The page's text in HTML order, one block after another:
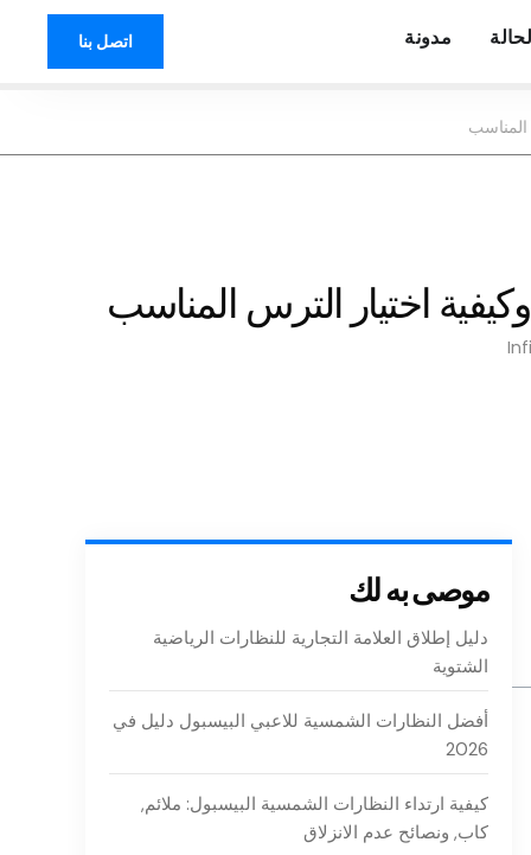
مدونة اتصل بنا
موصى به لك
دليل إطلاق العلامة التجارية للنظارات الرياضية
الشتوية
أفضل النظارات الشمسية للاعبي البيسبول دليل في
2026
كيفية ارتداء النظارات الشمسية البيسبول: ملائم,
كاب, ونصائح عدم الانزلاق